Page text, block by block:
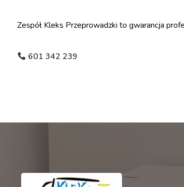
Zespół Kleks Przeprowadzki to gwarancja
601 342 239